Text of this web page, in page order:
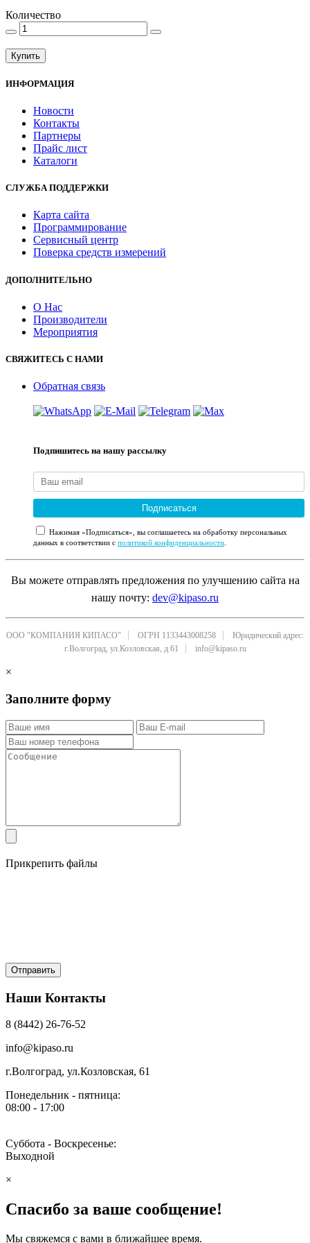
Количество
Купить
ИНФОРМАЦИЯ
Новости
Контакты
Партнеры
Прайс лист
Каталоги
СЛУЖБА ПОДДЕРЖКИ
Карта сайта
Программирование
Сервисный центр
Поверка средств измерений
ДОПОЛНИТЕЛЬНО
О Нас
Производители
Мероприятия
СВЯЖИТЕСЬ С НАМИ
Обратная связь
Подпишитесь на нашу рассылку
Подписаться
Нажимая «Подписаться», вы соглашаетесь на обработку персональных
данных в соответствии с политикой конфиденциальности.
Вы можете отправлять предложения по улучшению сайта на
нашу почту: dev@kipaso.ru
ООО "КОМПАНИЯ КИПАСО" ОГРН 1133443008258
Юридический адрес:
г.Волгоград, ул.Козловская, д.61
info@kipaso.ru
×
Заполните форму
Прикрепить файлы
Наши Контакты
8 (8442) 26-76-52
info@kipaso.ru
г.Волгоград, ул.Козловская, 61
Понедельник - пятница:
08:00 - 17:00
Суббота - Воскресенье:
Выходной
×
Спасибо за ваше сообщение!
Мы свяжемся с вами в ближайшее время.